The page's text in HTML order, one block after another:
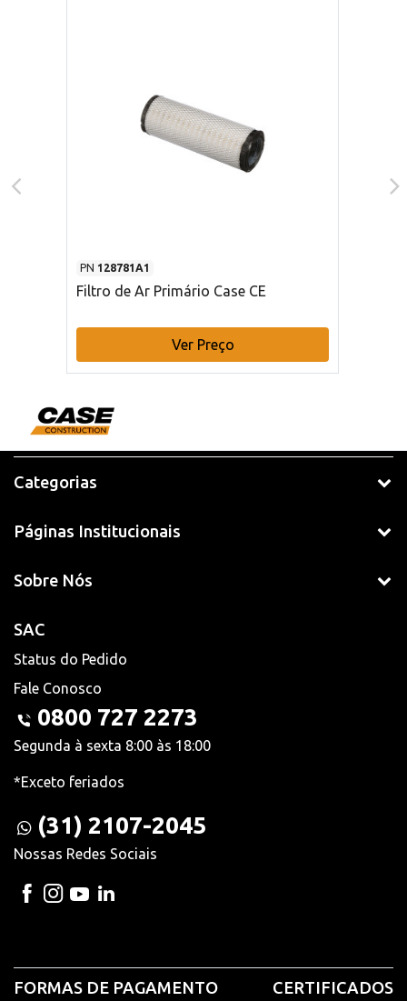
PN 128781A1
Filtro de Ar Primário Case CE
Ver Preço
Categorias
Páginas Institucionais
Sobre Nós
SAC
Status do Pedido
Fale Conosco
0800 727 2273
Segunda à sexta 8:00 às 18:00
*Exceto feriados
(31) 2107-2045
Nossas Redes Sociais
FORMAS DE PAGAMENTO CERTIFICADOS